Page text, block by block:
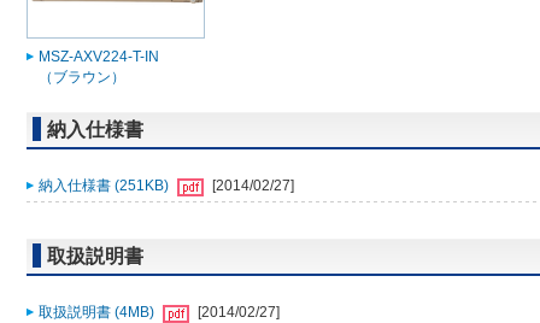
MSZ-AXV224-T-IN
（ブラウン）
納入仕様書
納入仕様書 (251KB) [2014/02/27]
取扱説明書
取扱説明書 (4MB) [2014/02/27]